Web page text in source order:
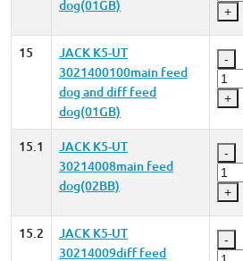
dog(01GB) +
15
JACK K5-UT
3021400100main feed
dog and diff feed
dog(01GB)
-
+
15.1
JACK K5-UT
30214008main feed
dog(02BB)
-
+
15.2
JACK K5-UT
30214009diff feed
-